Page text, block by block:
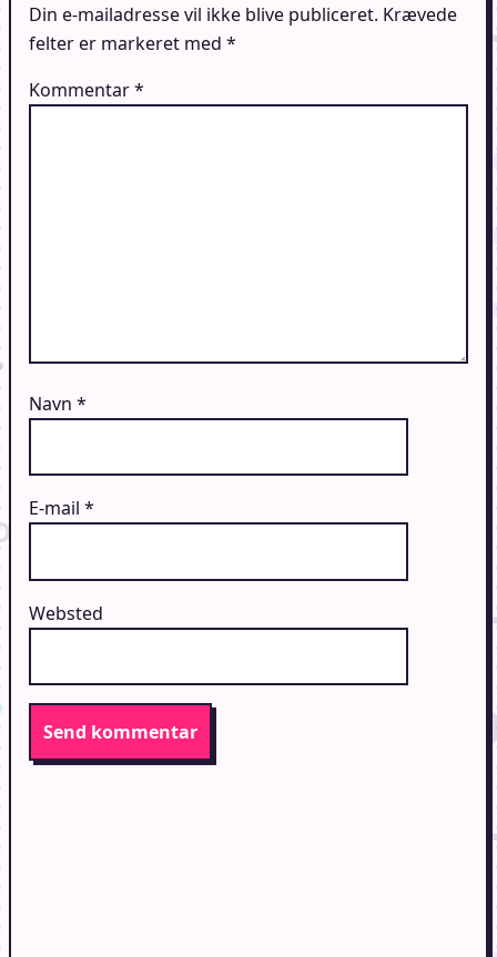
Din e-mailadresse vil ikke blive publiceret. Krævede
felter er markeret med *
Kommentar*
Navn *
E-mail *
Websted